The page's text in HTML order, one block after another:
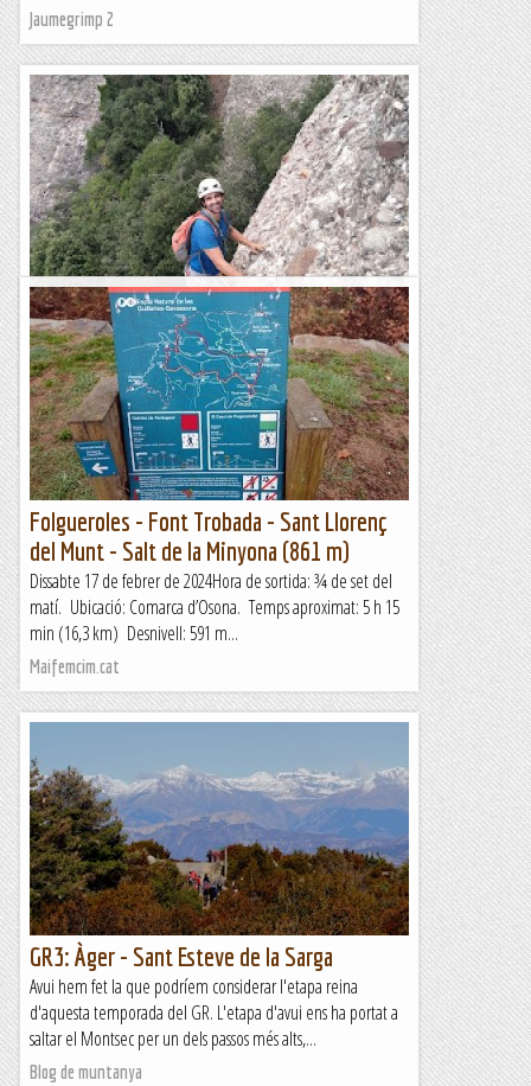
Jaumegrimp 2
Aresta del Violí a la Miranda de Sant Benet.
Molt guapa via en el seu grau, amb una pedra de primera
divisió i un traçat súper xulo. Fins l'any 2013 es trobava
equipada amb parabolts i és considerava una escalada de...
Bloc Empotrat
Folgueroles - Font Trobada - Sant Llorenç
del Munt - Salt de la Minyona (861 m)
Dissabte 17 de febrer de 2024Hora de sortida: ¾ de set del
matí. Ubicació: Comarca d’Osona. Temps aproximat: 5 h 15
min (16,3 km) Desnivell: 591 m...
Maifemcim.cat
GR3: Àger - Sant Esteve de la Sarga
Avui hem fet la que podríem considerar l'etapa reina
d'aquesta temporada del GR. L'etapa d'avui ens ha portat a
saltar el Montsec per un dels passos més alts,...
Blog de muntanya